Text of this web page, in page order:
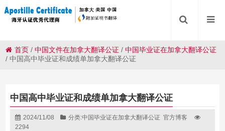
首页 /中国文件在加拿大翻译公证 /中国毕业证在加拿大翻译公证
/中国高中毕业证和成绩单加拿大翻译公证
中国高中毕业证和成绩单加拿大翻译公证
2024/11/08 分类:中国毕业证在加拿大翻译公证 官方博客
2294